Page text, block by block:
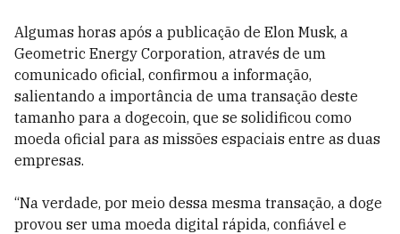
Algumas horas após a publicação de Elon Musk, a
Geometric Energy Corporation, através de um
comunicado oficial, confirmou a informação,
salientando a importância de uma transação deste
tamanho para a dogecoin, que se solidificou como
moeda oficial para as missões espaciais entre as duas
empresas.
“Na verdade, por meio dessa mesma transação, a doge
provou ser uma moeda digital rápida, confiável e